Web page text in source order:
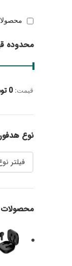
محدوده
حداقل
حداكثر
قيمت:0 تومان
نوع
فیلتر
محصولات